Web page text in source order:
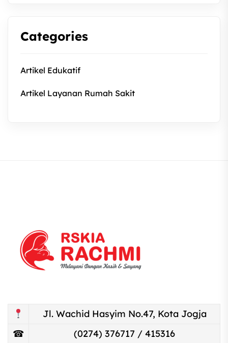
Categories
Artikel Edukatif
Artikel Layanan Rumah Sakit
Jl. Wachid Hasyim No.47, Kota Jogja
☎
(0274) 376717 / 415316